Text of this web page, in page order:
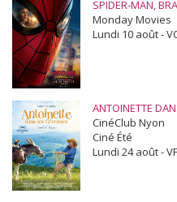
SPIDER-MAN,
Monday Movies
Lundi 10 août -
ANTOINETTE
CinéClub Nyon
Ciné Été
Lundi 24 août -